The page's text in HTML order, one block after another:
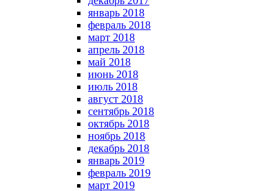
январь 2018
февраль 2018
март 2018
апрель 2018
май 2018
июнь 2018
июль 2018
август 2018
сентябрь 2018
октябрь 2018
ноябрь 2018
декабрь 2018
январь 2019
февраль 2019
март 2019